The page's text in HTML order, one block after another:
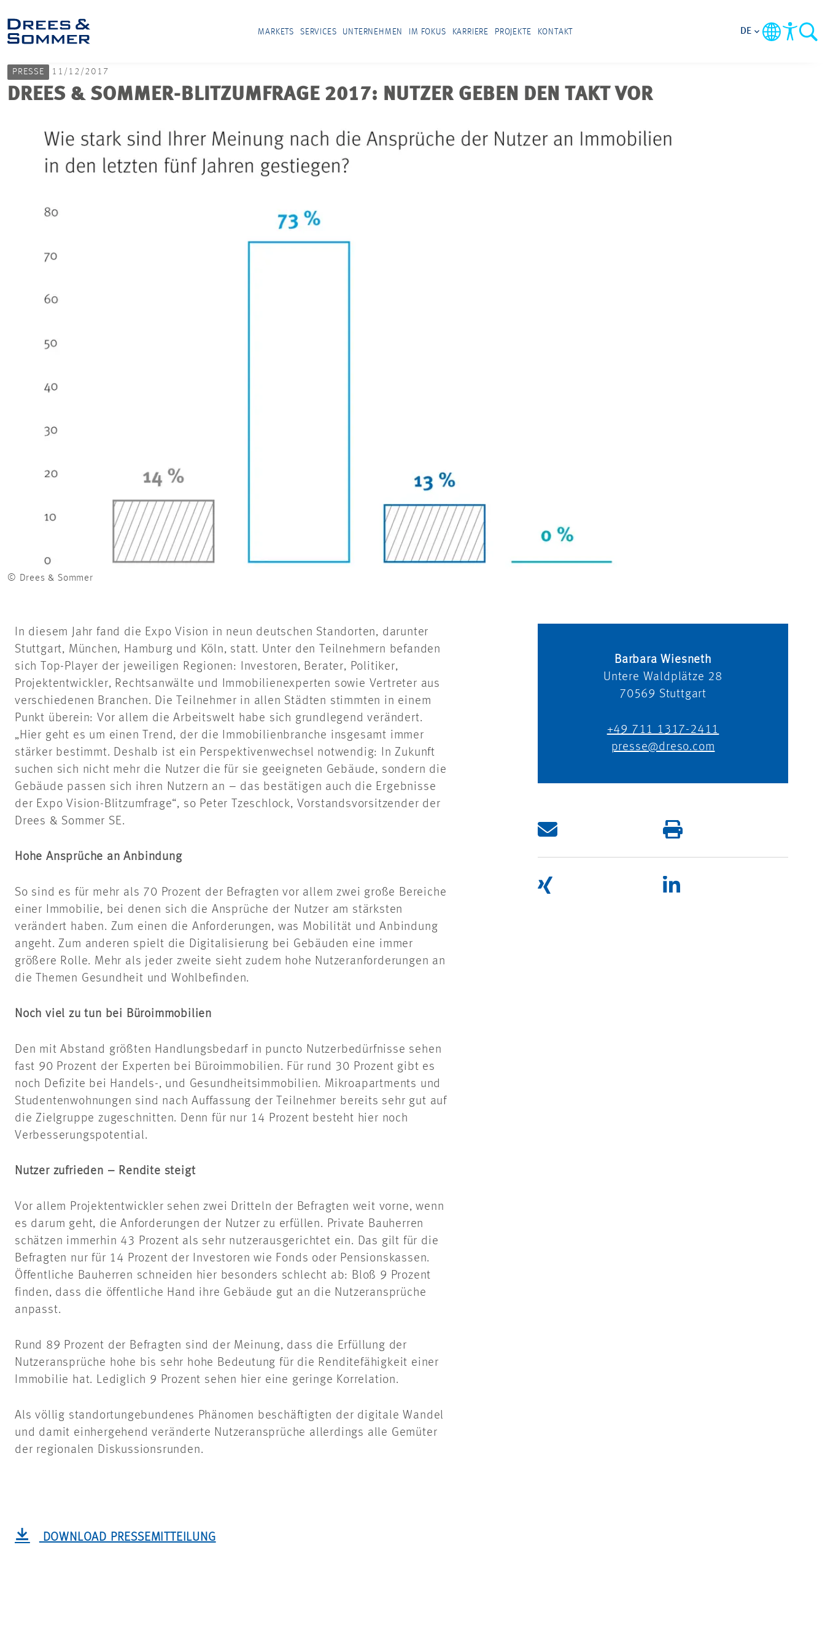
MARKETS SERVICES UNTERNEHMEN IM FOKUS KARRIERE PROJEKTE KONTAKT DE
PRESSE 11/12/2017
DREES & SOMMER-BLITZUMFRAGE 2017: NUTZER GEBEN DEN TAKT VOR
© Drees & Sommer
In diesem Jahr fand die Expo Vision in neun deutschen Standorten, darunter
Stuttgart, München, Hamburg und Köln, statt. Unter den Teilnehmern befanden
sich Top-Player der jeweiligen Regionen: Investoren, Berater, Politiker,
Projektentwickler, Rechtsanwälte und Immobilienexperten sowie Vertreter aus
verschiedenen Branchen. Die Teilnehmer in allen Städten stimmten in einem
Punkt überein: Vor allem die Arbeitswelt habe sich grundlegend verändert.
„Hier geht es um einen Trend, der die Immobilienbranche insgesamt immer
stärker bestimmt. Deshalb ist ein Perspektivenwechsel notwendig: In Zukunft
suchen sich nicht mehr die Nutzer die für sie geeigneten Gebäude, sondern die
Gebäude passen sich ihren Nutzern an – das bestätigen auch die Ergebnisse
der Expo Vision-Blitzumfrage“, so Peter Tzeschlock, Vorstandsvorsitzender der
Drees & Sommer SE.
Hohe Ansprüche an Anbindung
So sind es für mehr als 70 Prozent der Befragten vor allem zwei große Bereiche
einer Immobilie, bei denen sich die Ansprüche der Nutzer am stärksten
verändert haben. Zum einen die Anforderungen, was Mobilität und Anbindung
angeht. Zum anderen spielt die Digitalisierung bei Gebäuden eine immer
größere Rolle. Mehr als jeder zweite sieht zudem hohe Nutzeranforderungen an
die Themen Gesundheit und Wohlbefinden.
Noch viel zu tun bei Büroimmobilien
Den mit Abstand größten Handlungsbedarf in puncto Nutzerbedürfnisse sehen
fast 90 Prozent der Experten bei Büroimmobilien. Für rund 30 Prozent gibt es
noch Defizite bei Handels-, und Gesundheitsimmobilien. Mikroapartments und
Studentenwohnungen sind nach Auffassung der Teilnehmer bereits sehr gut auf
die Zielgruppe zugeschnitten. Denn für nur 14 Prozent besteht hier noch
Verbesserungspotential.
Nutzer zufrieden – Rendite steigt
Vor allem Projektentwickler sehen zwei Dritteln der Befragten weit vorne, wenn
es darum geht, die Anforderungen der Nutzer zu erfüllen. Private Bauherren
schätzen immerhin 43 Prozent als sehr nutzerausgerichtet ein. Das gilt für die
Befragten nur für 14 Prozent der Investoren wie Fonds oder Pensionskassen.
Öffentliche Bauherren schneiden hier besonders schlecht ab: Bloß 9 Prozent
finden, dass die öffentliche Hand ihre Gebäude gut an die Nutzeransprüche
anpasst.
Rund 89 Prozent der Befragten sind der Meinung, dass die Erfüllung der
Nutzeransprüche hohe bis sehr hohe Bedeutung für die Renditefähigkeit einer
Immobilie hat. Lediglich 9 Prozent sehen hier eine geringe Korrelation.
Als völlig standortungebundenes Phänomen beschäftigten der digitale Wandel
und damit einhergehend veränderte Nutzeransprüche allerdings alle Gemüter
der regionalen Diskussionsrunden.
DOWNLOAD PRESSEMITTEILUNG
Barbara Wiesneth
Untere Waldplätze 28
70569 Stuttgart
+49 711 1317-2411
presse@dreso.com